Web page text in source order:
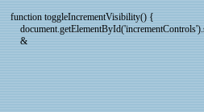
function toggleIncrementVisibility() {
&